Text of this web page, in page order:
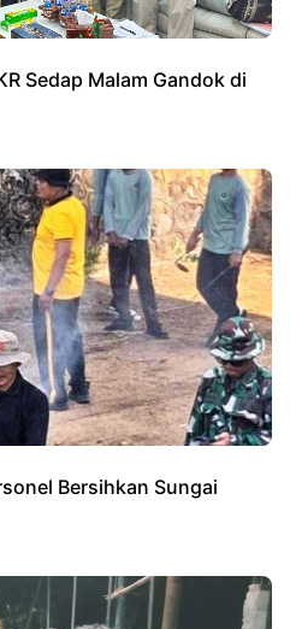
Sedap Malam Gandok di
Bersihkan Sungai